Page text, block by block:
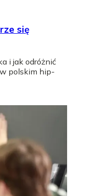
się
i jak odróżnić
polskim hip-